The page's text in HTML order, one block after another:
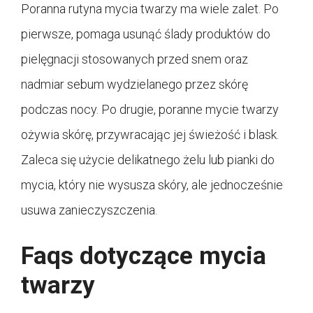
Poranna rutyna mycia twarzy ma wiele zalet. Po
pierwsze, pomaga usunąć ślady produktów do
pielęgnacji stosowanych przed snem oraz
nadmiar sebum wydzielanego przez skórę
podczas nocy. Po drugie, poranne mycie twarzy
ożywia skórę, przywracając jej świeżość i blask.
Zaleca się użycie delikatnego żelu lub pianki do
mycia, który nie wysusza skóry, ale jednocześnie
usuwa zanieczyszczenia.
Faqs dotyczące mycia
twarzy